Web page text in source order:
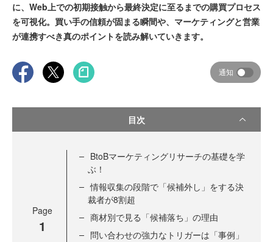
に、Web上での初期接触から最終決定に至るまでの購買プロセス
を可視化。買い手の信頼が固まる瞬間や、マーケティングと営業
が連携すべき真のポイントを読み解いていきます。
通知
目次
Page
1
BtoBマーケティングリサーチの基礎を学
ぶ！
情報収集の段階で「候補外し」をする決
裁者が8割超
商材別で見る「候補落ち」の理由
問い合わせの強力なトリガーは「事例」